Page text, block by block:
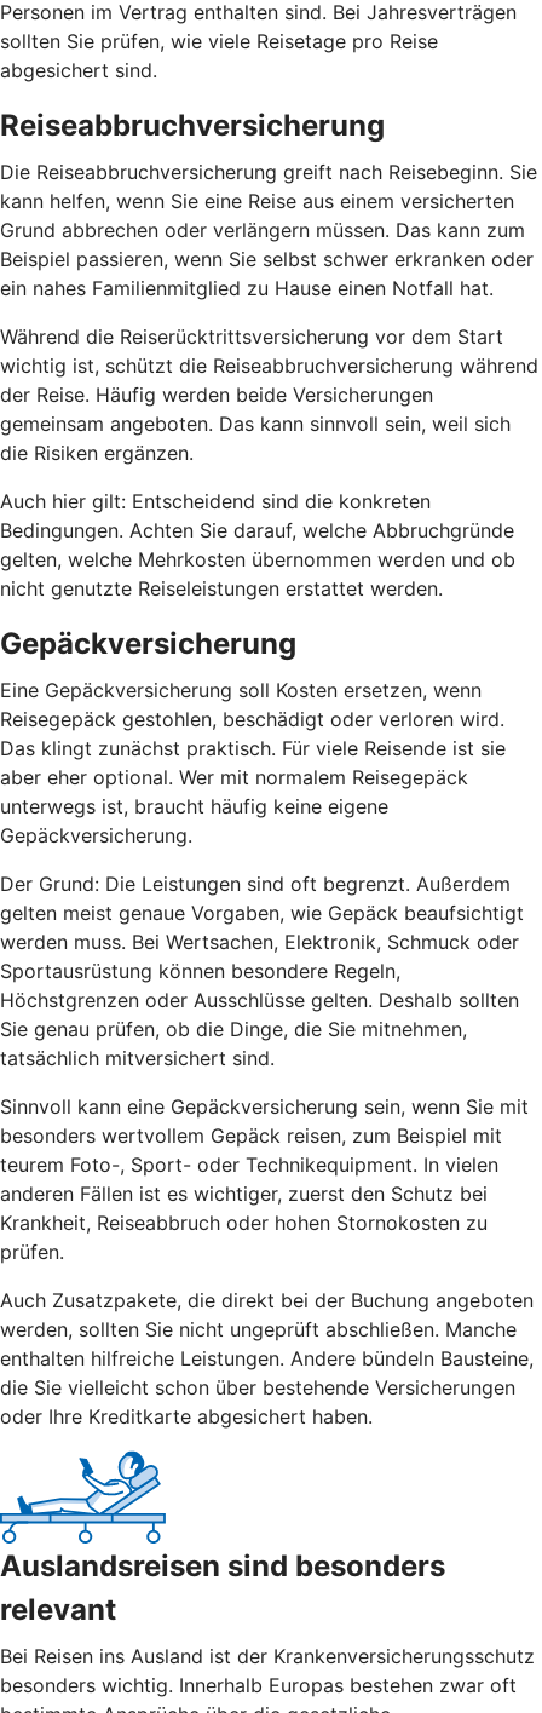
Personen im Vertrag enthalten sind. Bei Jahresverträgen
sollten Sie prüfen, wie viele Reisetage pro Reise
abgesichert sind.
Reiseabbruchversicherung
Die Reiseabbruchversicherung greift nach Reisebeginn. Sie
kann helfen, wenn Sie eine Reise aus einem versicherten
Grund abbrechen oder verlängern müssen. Das kann zum
Beispiel passieren, wenn Sie selbst schwer erkranken oder
ein nahes Familienmitglied zu Hause einen Notfall hat.
Während die Reiserücktrittsversicherung vor dem Start
wichtig ist, schützt die Reiseabbruchversicherung während
der Reise. Häufig werden beide Versicherungen
gemeinsam angeboten. Das kann sinnvoll sein, weil sich
die Risiken ergänzen.
Auch hier gilt: Entscheidend sind die konkreten
Bedingungen. Achten Sie darauf, welche Abbruchgründe
gelten, welche Mehrkosten übernommen werden und ob
nicht genutzte Reiseleistungen erstattet werden.
Gepäckversicherung
Eine Gepäckversicherung soll Kosten ersetzen, wenn
Reisegepäck gestohlen, beschädigt oder verloren wird.
Das klingt zunächst praktisch. Für viele Reisende ist sie
aber eher optional. Wer mit normalem Reisegepäck
unterwegs ist, braucht häufig keine eigene
Gepäckversicherung.
Der Grund: Die Leistungen sind oft begrenzt. Außerdem
gelten meist genaue Vorgaben, wie Gepäck beaufsichtigt
werden muss. Bei Wertsachen, Elektronik, Schmuck oder
Sportausrüstung können besondere Regeln,
Höchstgrenzen oder Ausschlüsse gelten. Deshalb sollten
Sie genau prüfen, ob die Dinge, die Sie mitnehmen,
tatsächlich mitversichert sind.
Sinnvoll kann eine Gepäckversicherung sein, wenn Sie mit
besonders wertvollem Gepäck reisen, zum Beispiel mit
teurem Foto-, Sport- oder Technikequipment. In vielen
anderen Fällen ist es wichtiger, zuerst den Schutz bei
Krankheit, Reiseabbruch oder hohen Stornokosten zu
prüfen.
Auch Zusatzpakete, die direkt bei der Buchung angeboten
werden, sollten Sie nicht ungeprüft abschließen. Manche
enthalten hilfreiche Leistungen. Andere bündeln Bausteine,
die Sie vielleicht schon über bestehende Versicherungen
oder Ihre Kreditkarte abgesichert haben.
Auslandsreisen sind besonders
relevant
Bei Reisen ins Ausland ist der Krankenversicherungsschutz
besonders wichtig. Innerhalb Europas bestehen zwar oft